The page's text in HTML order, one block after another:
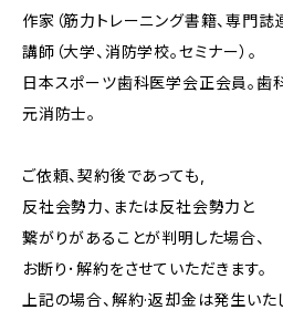
作家（筋力トレーニング書籍、専門誌
講師（大学、消防学校。セミナー）。
日本スポーツ歯科医学会正会員。歯
元消防士。
ご依頼、契約後であっても,
反社会勢力、または反社会勢力と
繋がりがあることが判明した場合、
お断り･解約をさせていただきます。
上記の場合、解約·返却金は発生いた